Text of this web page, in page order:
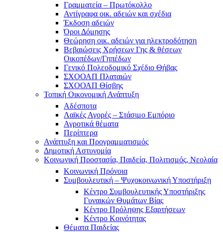
Γραμματεία – Πρωτόκολλο
Αντίγραφα οικ. αδειών και σχέδια
Έκδοση αδειών
Όροι Δόμησης
Θεώρηση οικ. αδειών για ηλεκτροδότηση
Βεβαιώσεις Χρήσεων Γης & θέσεων
Οικοπέδων/Γηπέδων
Γενικό Πολεοδομικό Σχέδιο Θήβας
ΣΧΟΟΑΠ Πλαταιών
ΣΧΟΟΑΠ Θίσβης
Τοπική Οικονομική Ανάπτυξη
Αδέσποτα
Λαϊκές Αγορές – Στάσιμο Εμπόριο
Αγροτικά θέματα
Περίπτερα
Ανάπτυξη και Προγραμματισμός
Δημοτική Αστυνομία
Κοινωνική Προστασία, Παιδεία, Πολιτισμός, Νεολαία
Κοινωνική Πρόνοια
Συμβουλευτική – Ψυχοκοινωνική Υποστήριξη
Κέντρο Συμβουλευτικής Υποστήριξης
Γυναικών Θυμάτων Βίας
Κέντρο Πρόληψης Εξαρτήσεων
Κέντρο Κοινότητας
Θέματα Παιδείας